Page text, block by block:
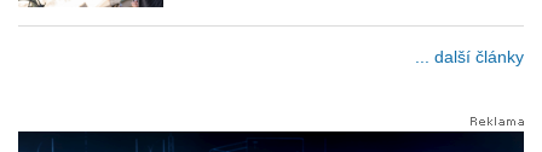
... další články